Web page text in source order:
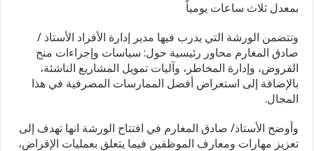
بمعدل ثلاث ساعات يومياً
وتتضمن الورشة التي يدرب فيها مدير إدارة الأفراد الأستاذ /
صادق المغارم محاور رئيسية حول: سياسات وإجراءات منح
القروض، وإدارة المخاطر، وآليات تمويل المشاريع الناشئة،
بالإضافة إلى استعراض أفضل الممارسات المصرفية في هذا
المجال.
وأوضح الأستاذ/ صادق المغارم في افتتاح الورشة انها تهدف إلى
تعزيز مهارات ومعارف الموظفين فيما يتعلق بعمليات الإقراض،